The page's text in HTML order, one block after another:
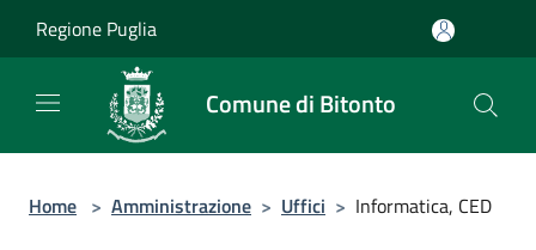
Regione Puglia
Comune di Bitonto
Home > Amministrazione > Uffici > Informatica, CED